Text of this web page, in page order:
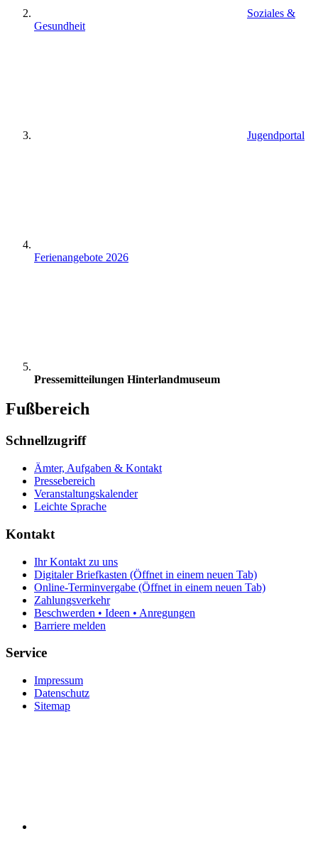
Soziales &
Gesundheit
Jugendportal
Ferienangebote 2026
Pressemitteilungen Hinterlandmuseum
Fußbereich
Schnellzugriff
Ämter, Aufgaben & Kontakt
Pressebereich
Veranstaltungskalender
Leichte Sprache
Kontakt
Ihr Kontakt zu uns
Digitaler Briefkasten (Öffnet in einem neuen Tab)
Online-Terminvergabe (Öffnet in einem neuen Tab)
Zahlungsverkehr
Beschwerden • Ideen • Anregungen
Barriere melden
Service
Impressum
Datenschutz
Sitemap